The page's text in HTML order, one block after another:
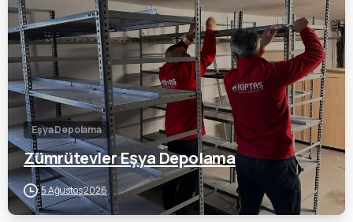
Eşya Depolama
Zümrütevler Eşya Depolama
5 Ağustos 2026